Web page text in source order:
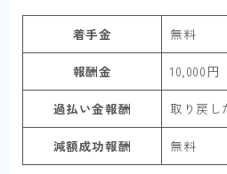
着手金 無料
報酬金 10,000円
過払い金報酬 取り戻し
減額成功報酬 無料